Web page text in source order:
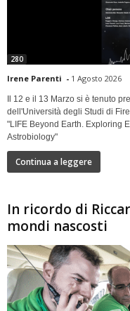
280
Irene Parenti - 1 Agosto 2026
Il 12 e il 13 Marzo si è tenuto
dell'Università degli Studi di
"LIFE Beyond Earth. Exploring
Astrobiology"
Continua a leggere
In ricordo di
mondi nascosti